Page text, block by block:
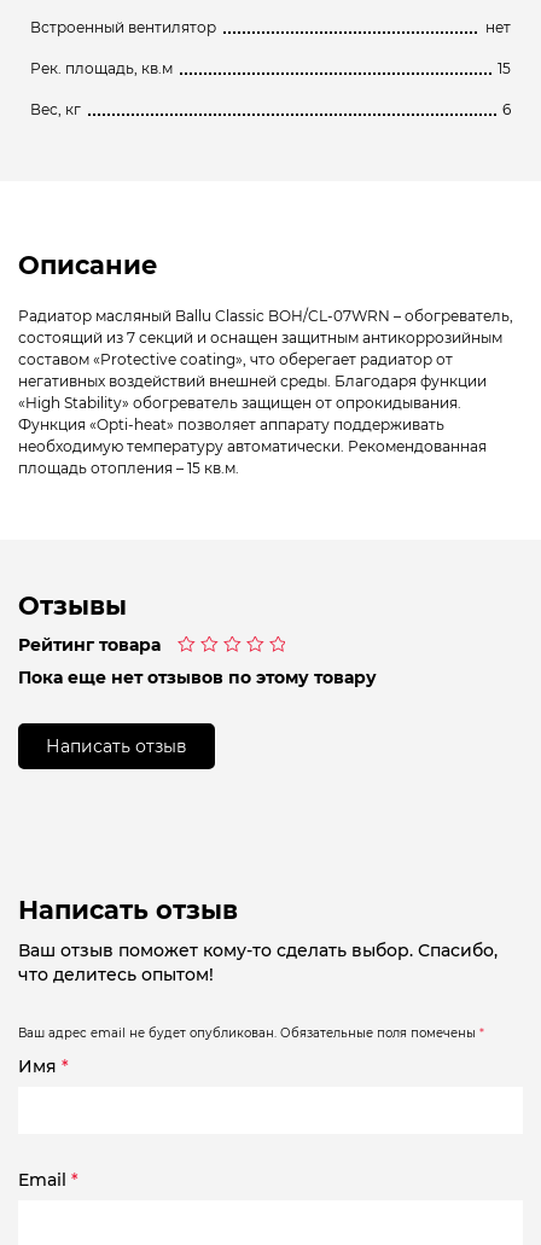
Встроенный вентилятор нет
Рек. площадь, кв.м 15
Вес, кг 6
Описание
Радиатор масляный Ballu Classic BOH/CL-07WRN – обогреватель,
состоящий из 7 секций и оснащен защитным антикоррозийным
составом «Protective coating», что оберегает радиатор от
негативных воздействий внешней среды. Благодаря функции
«High Stability» обогреватель защищен от опрокидывания.
Функция «Opti-heat» позволяет аппарату поддерживать
необходимую температуру автоматически. Рекомендованная
площадь отопления – 15 кв.м.
Отзывы
Рейтинг товара
0
Пока еще нет отзывов по этому товару
Написать отзыв
Написать отзыв
Ваш отзыв поможет кому-то сделать выбор. Спасибо,
что делитесь опытом!
Ваш адрес email не будет опубликован. Обязательные поля помечены *
Имя *
Email *